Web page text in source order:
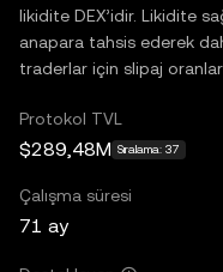
likidite DEX’idir. Likidite
anapara tahsis ederek
traderlar için slipaj
Protokol TVL
$289,48M Sıralama: 37
Çalışma süresi
71 ay